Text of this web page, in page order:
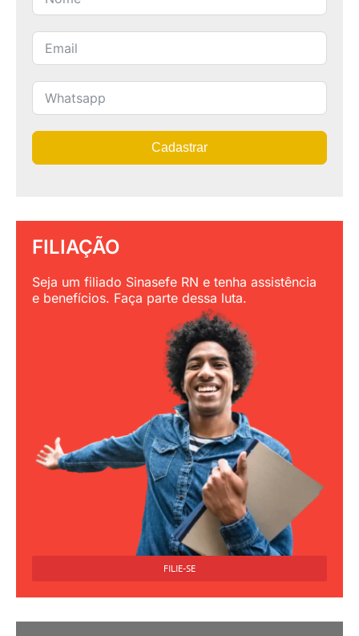
Cadastrar
FILIAÇÃO
Seja um filiado Sinasefe RN e tenha assistência
e benefícios. Faça parte dessa luta.
FILIE-SE